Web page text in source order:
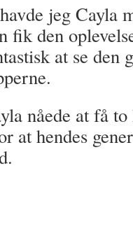
jeg Cayla
fik den
at se den
nåede at få
at hendes